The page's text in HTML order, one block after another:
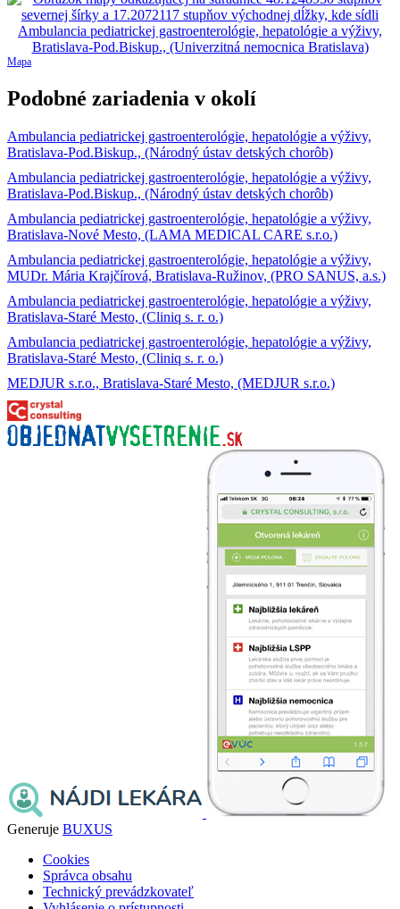
Mapa
Podobné zariadenia v okolí
Ambulancia pediatrickej gastroenterológie, hepatológie a výživy,
Bratislava-Pod.Biskup., (Národný ústav detských chorôb)
Ambulancia pediatrickej gastroenterológie, hepatológie a výživy,
Bratislava-Pod.Biskup., (Národný ústav detských chorôb)
Ambulancia pediatrickej gastroenterológie, hepatológie a výživy,
Bratislava-Nové Mesto, (LAMA MEDICAL CARE s.r.o.)
Ambulancia pediatrickej gastroenterológie, hepatológie a výživy,
MUDr. Mária Krajčírová, Bratislava-Ružinov, (PRO SANUS, a.s.)
Ambulancia pediatrickej gastroenterológie, hepatológie a výživy,
Bratislava-Staré Mesto, (Cliniq s. r. o.)
Ambulancia pediatrickej gastroenterológie, hepatológie a výživy,
Bratislava-Staré Mesto, (Cliniq s. r. o.)
MEDJUR s.r.o., Bratislava-Staré Mesto, (MEDJUR s.r.o.)
Generuje BUXUS
Cookies
Správca obsahu
Technický prevádzkovateľ